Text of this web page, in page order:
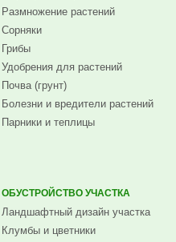
Размножение растений
Сорняки
Грибы
Удобрения для растений
Почва (грунт)
Болезни и вредители растений
Парники и теплицы
ОБУСТРОЙСТВО УЧАСТКА
Ландшафтный дизайн участка
Клумбы и цветники